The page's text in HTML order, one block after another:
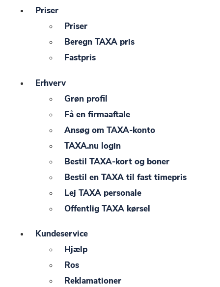
Priser
Priser
Beregn TAXA pris
Fastpris
Erhverv
Grøn profil
Få en firmaaftale
Ansøg om TAXA-konto
TAXA.nu login
Bestil TAXA-kort og boner
Bestil en TAXA til fast timepris
Lej TAXA personale
Offentlig TAXA kørsel
Kundeservice
Hjælp
Ros
Reklamationer